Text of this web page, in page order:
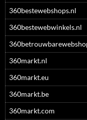
360bestewebshops.nl
360bestewebwinkels.nl
360markt.nl
360markt.eu
360markt.be
360markt.com